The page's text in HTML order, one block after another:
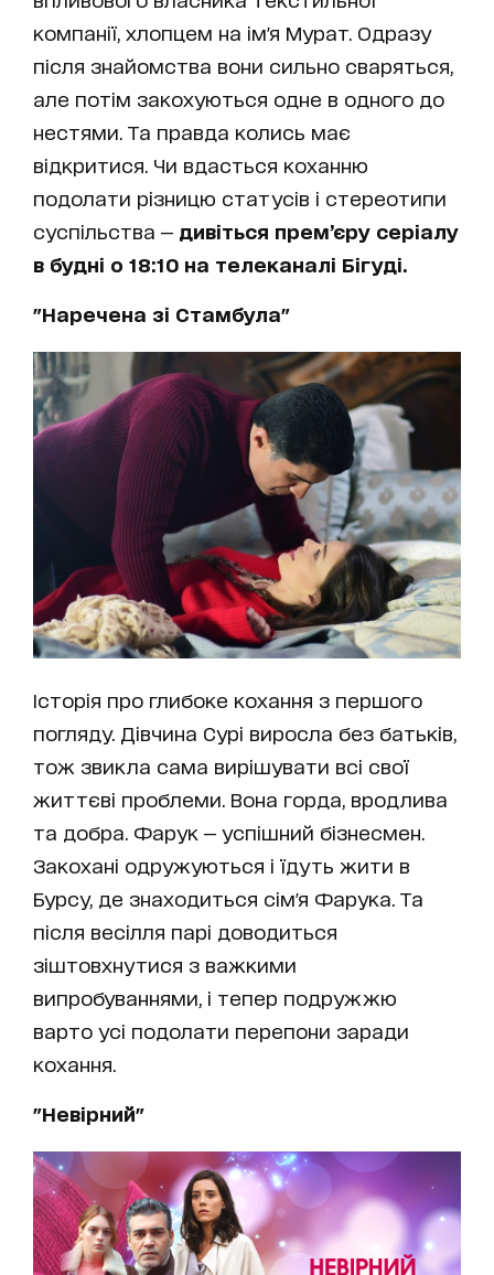
компанії, хлопцем на ім'я Мурат. Одразу
після знайомства вони сильно сваряться,
але потім закохуються одне в одного до
нестями. Та правда колись має
відкритися. Чи вдасться коханню
подолати різницю статусів і стереотипи
суспільства — дивіться прем’єру серіалу
в будні о 18:10 на телеканалі Бігуді.
"Наречена зі Стамбула"
Історія про глибоке кохання з першого
погляду. Дівчина Сурі виросла без батьків,
тож звикла сама вирішувати всі свої
життєві проблеми. Вона горда, вродлива
та добра. Фарук — успішний бізнесмен.
Закохані одружуються і їдуть жити в
Бурсу, де знаходиться сім'я Фарука. Та
після весілля парі доводиться
зіштовхнутися з важкими
випробуваннями, і тепер подружжю
варто усі подолати перепони заради
кохання.
"Невірний"